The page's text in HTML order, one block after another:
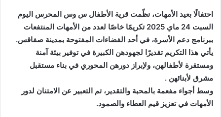
احتفالًا بعيد الأمهات، نظّمت قرية الأطفال س وس المحرس اليوم
السبت 24 ماي 2025 تكريمًا خاصًا لعدد من الأمهات المنتفعات
ببرنامج دعم الأسرة، في أحد الفضاءات المفتوحة بمدينة صفاقس.
يأتي هذا التكريم تقديرًا لجهودهن الكبيرة في توفير بيئة آمنة
ومستقرة لأطفالهن، ولإبراز دورهن المحوري في بناء مستقبل
مشرق لأبنائهن .
وسط أجواء مفعمة بالمحبة والتقدير، تم التعبير عن الامتنان لدور
الأمهات في تعزيز قيم العطاء والصمود.